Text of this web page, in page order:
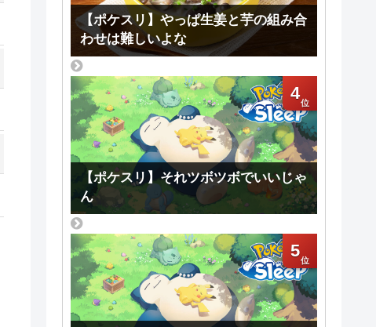
【ポケスリ】やっぱ生姜と芋の組み合
わせは難しいよな
4
【ポケスリ】それツボツボでいいじゃ
ん
5